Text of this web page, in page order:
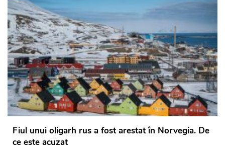
Fiul unui oligarh rus a fost arestat în Norvegia. De
ce este acuzat